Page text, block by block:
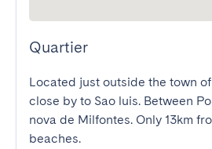
Quartier
Located just outside the town
close by to Sao luis. Between
nova de Milfontes. Only 13km
beaches.